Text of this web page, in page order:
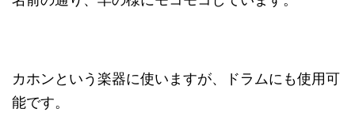
カホンという楽器に使いますが、ドラムにも使用可
能です。